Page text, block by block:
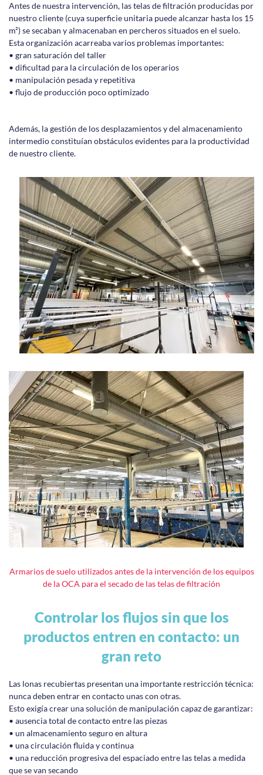
Antes de nuestra intervención, las telas de filtración producidas por
nuestro cliente (cuya superficie unitaria puede alcanzar hasta los 15
m²) se secaban y almacenaban en percheros situados en el suelo.
Esta organización acarreaba varios problemas importantes:
• gran saturación del taller
• dificultad para la circulación de los operarios
• manipulación pesada y repetitiva
• flujo de producción poco optimizado
Además, la gestión de los desplazamientos y del almacenamiento
intermedio constituían obstáculos evidentes para la productividad
de nuestro cliente.
Armarios de suelo utilizados antes de la intervención de los equipos
de la OCA para el secado de las telas de filtración
Controlar los flujos sin que los
productos entren en contacto: un
gran reto
Las lonas recubiertas presentan una importante restricción técnica:
nunca deben entrar en contacto unas con otras.
Esto exigía crear una solución de manipulación capaz de garantizar:
• ausencia total de contacto entre las piezas
• un almacenamiento seguro en altura
• una circulación fluida y continua
• una reducción progresiva del espaciado entre las telas a medida
que se van secando